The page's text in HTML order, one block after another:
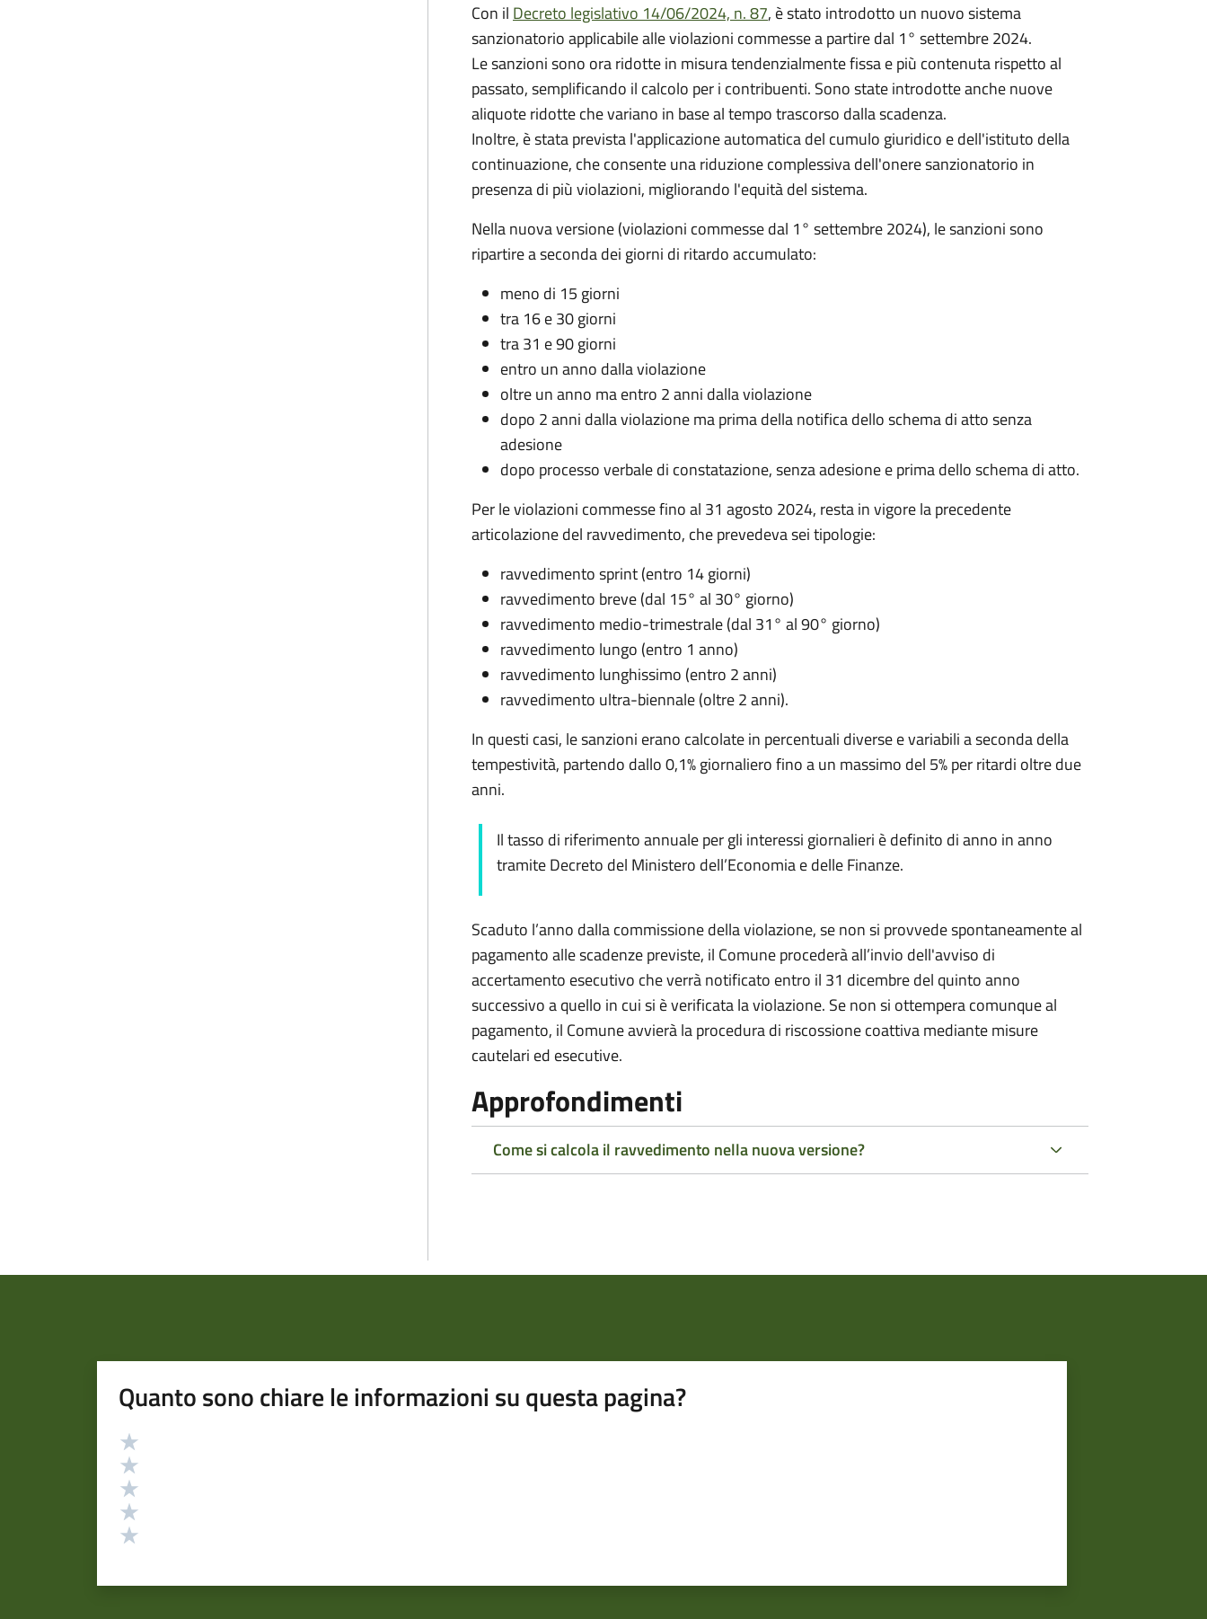
Con il Decreto legislativo 14/06/2024, n. 87, è stato introdotto un nuovo sistema
sanzionatorio applicabile alle violazioni commesse a partire dal 1° settembre 2024.
Le sanzioni sono ora ridotte in misura tendenzialmente fissa e più contenuta rispetto al
passato, semplificando il calcolo per i contribuenti. Sono state introdotte anche nuove
aliquote ridotte che variano in base al tempo trascorso dalla scadenza.
Inoltre, è stata prevista l'applicazione automatica del cumulo giuridico e dell'istituto della
continuazione, che consente una riduzione complessiva dell'onere sanzionatorio in
presenza di più violazioni, migliorando l'equità del sistema.
Nella nuova versione (violazioni commesse dal 1° settembre 2024), le sanzioni sono
ripartire a seconda dei giorni di ritardo accumulato:
meno di 15 giorni
tra 16 e 30 giorni
tra 31 e 90 giorni
entro un anno dalla violazione
oltre un anno ma entro 2 anni dalla violazione
dopo 2 anni dalla violazione ma prima della notifica dello schema di atto senza
adesione
dopo processo verbale di constatazione, senza adesione e prima dello schema di atto.
Per le violazioni commesse fino al 31 agosto 2024, resta in vigore la precedente
articolazione del ravvedimento, che prevedeva sei tipologie:
ravvedimento sprint (entro 14 giorni)
ravvedimento breve (dal 15° al 30° giorno)
ravvedimento medio-trimestrale (dal 31° al 90° giorno)
ravvedimento lungo (entro 1 anno)
ravvedimento lunghissimo (entro 2 anni)
ravvedimento ultra-biennale (oltre 2 anni).
In questi casi, le sanzioni erano calcolate in percentuali diverse e variabili a seconda della
tempestività, partendo dallo 0,1% giornaliero fino a un massimo del 5% per ritardi oltre due
anni.
Il tasso di riferimento annuale per gli interessi giornalieri è definito di anno in anno
tramite Decreto del Ministero dell’Economia e delle Finanze.
Scaduto l’anno dalla commissione della violazione, se non si provvede spontaneamente al
pagamento alle scadenze previste, il Comune procederà all’invio dell'avviso di
accertamento esecutivo che verrà notificato entro il 31 dicembre del quinto anno
successivo a quello in cui si è verificata la violazione. Se non si ottempera comunque al
pagamento, il Comune avvierà la procedura di riscossione coattiva mediante misure
cautelari ed esecutive.
Approfondimenti
Come si calcola il ravvedimento nella nuova versione?
Quanto sono chiare le informazioni su questa pagina?
Valutazione